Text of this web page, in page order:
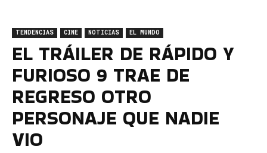
Magazine
TENDENCIAS CINE NOTICIAS EL MUNDO
EL TRÁILER DE RÁPIDO Y
FURIOSO 9 TRAE DE
REGRESO OTRO
PERSONAJE QUE NADIE
VIO